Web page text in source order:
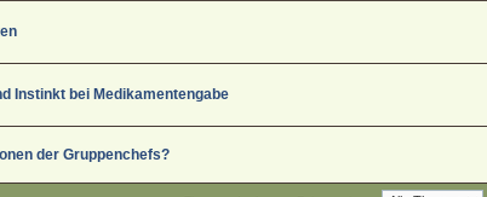
Instinkt bei Medikamentengabe
der Gruppenchefs?